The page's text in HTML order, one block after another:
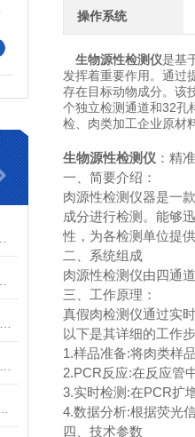
操作系统
生物源性检测仪是基
发挥着重要作用。通过
存在目标动物成分。该
个独立检测通道和32孔
检、肉类加工企业原材
生物源性检测仪 ：精
一、简要介绍：
肉源性检测仪器是一
成分进行检测。能够
性，为各检测单位提
二、系统组成
肉源性检测仪由四通
三、工作原理：
真假肉检测仪通过实
以下是其详细的工作
1.样品准备:将肉类样
2.PCR反应:在反应管
3.实时检测:在PCR扩
4.数据分析:根据荧光
四、技术参数